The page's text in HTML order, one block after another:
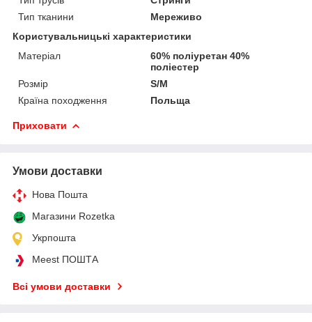
Тип тканини
Мереживо
Користувальницькі характеристики
Матеріал
60% поліуретан 40%
поліестер
Розмір
S/M
Країна походження
Польща
Приховати
Умови доставки
Нова Пошта
Магазини Rozetka
Укрпошта
Meest ПОШТА
Всі умови доставки